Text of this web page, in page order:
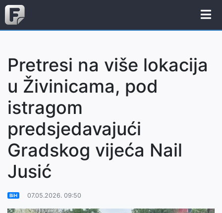
Pretresi na više lokacija
u Živinicama, pod
istragom
predsjedavajući
Gradskog vijeća Nail
Jusić
BiH 07.05.2026. 09:50